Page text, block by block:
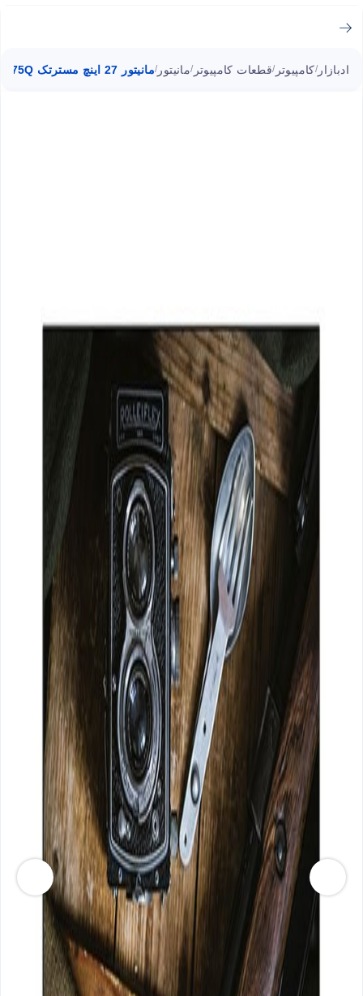
ادبازار /کامپیوتر /قطعات کامپیوتر /مانیتور /مانیتور 27 اینچ مسترتک PB-275Q